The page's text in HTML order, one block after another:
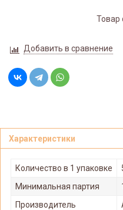
Товар
Добавить в сравнение
Характеристики
Количество в 1 упаковке
Минимальная партия
Производитель